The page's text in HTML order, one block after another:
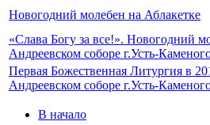
Новогодний молебен на Аблакетке
«Слава Богу за все!». Новогодний
Андреевском соборе г.Усть-
Первая Божественная Литургия в
Андреевском соборе г.Усть-
В начало